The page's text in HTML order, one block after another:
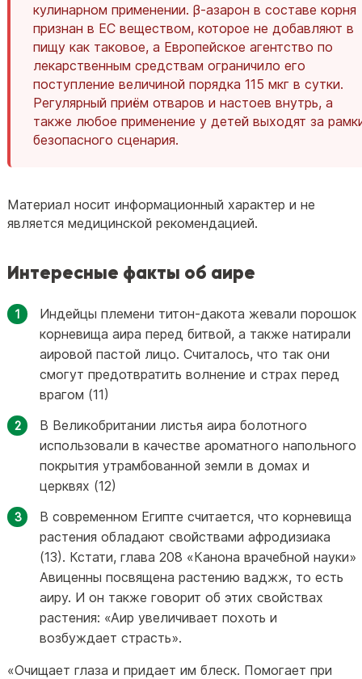
кулинарном применении. β-азарон в составе корня
признан в ЕС веществом, которое не добавляют в
пищу как таковое, а Европейское агентство по
лекарственным средствам ограничило его
поступление величиной порядка 115 мкг в сутки.
Регулярный приём отваров и настоев внутрь, а
также любое применение у детей выходят за
безопасного сценария.
Материал носит информационный характер и не
является медицинской рекомендацией.
Интересные факты об аире
Индейцы племени титон-дакота жевали порошок
корневища аира перед битвой, а также натирали
аировой пастой лицо. Считалось, что так они
смогут предотвратить волнение и страх перед
врагом (11)
В Великобритании листья аира болотного
использовали в качестве ароматного напольного
покрытия утрамбованной земли в домах и
церквях (12)
В современном Египте считается, что корневища
растения обладают свойствами афродизиака
(13). Кстати, глава 208 «Канона врачебной науки»
Авиценны посвящена растению ваджж, то есть
аиру. И он также говорит об этих свойствах
растения: «Аир увеличивает похоть и
возбуждает страсть».
«Очищает глаза и придает им блеск. Помогает при